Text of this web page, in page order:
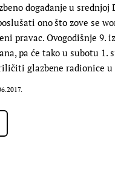
događanje u srednjoj
ono što zove se
pravac. Ovogodišnje 9.
pa će tako u subotu 1.
glazbene radionice